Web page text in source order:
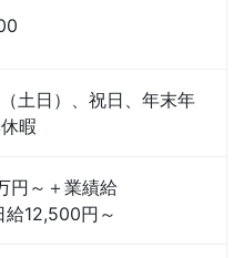
土日）、祝日、年末年
暇
円～＋業績給
給12,500円～